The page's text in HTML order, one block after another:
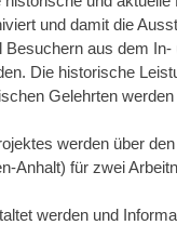
und damit die
aus dem In-
Die historische
Gelehrten
werden über
Anhalt) für zwei
werden und